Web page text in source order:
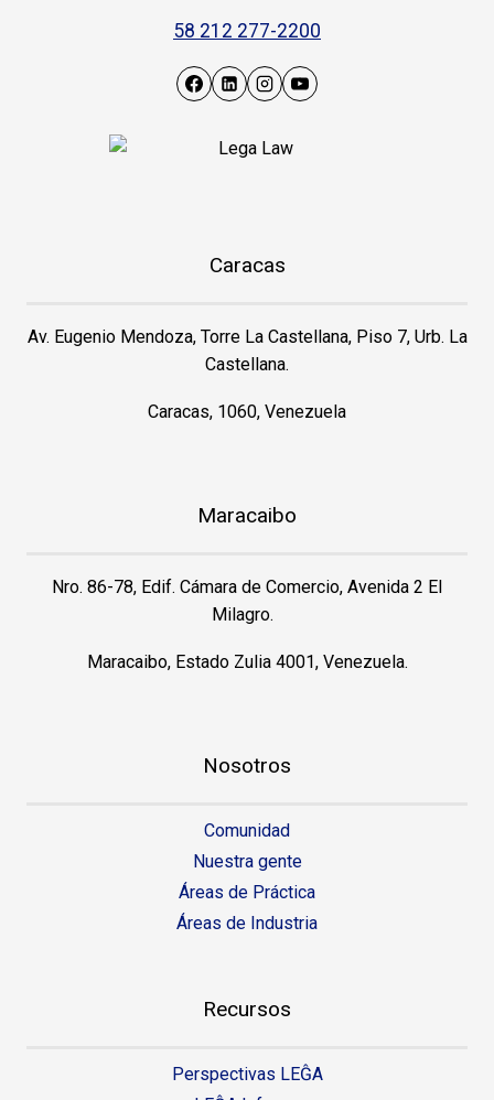
58 212 277-2200
Caracas
Av. Eugenio Mendoza, Torre La Castellana, Piso 7, Urb. La
Castellana.
Caracas, 1060, Venezuela
Maracaibo
Nro. 86-78, Edif. Cámara de Comercio, Avenida 2 El
Milagro.
Maracaibo, Estado Zulia 4001, Venezuela.
Nosotros
Comunidad
Nuestra gente
Áreas de Práctica
Áreas de Industria
Recursos
Perspectivas LEĜA